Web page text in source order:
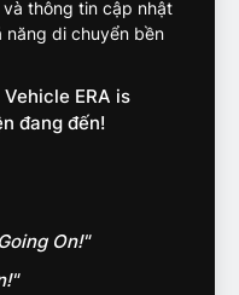
đang bỏ xa
đường
AI, TỰ LÁI, ADAS,
thông tin cập nhật
năng di chuyển bền
ERA is
đang đến!
On!"